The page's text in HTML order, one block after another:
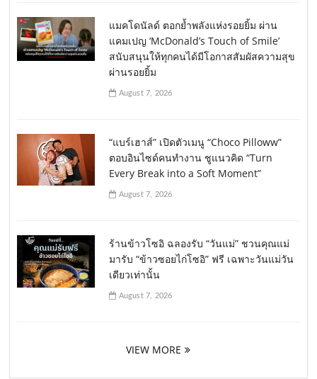
แมคโดนัลด์ ตอกย้ำพลังแห่งรอยยิ้ม ผ่าน
แคมเปญ ‘McDonald’s Touch of Smile’
สนับสนุนให้ทุกคนได้มีโอกาสสัมผัสความสุข
ผ่านรอยยิ้ม
August 7, 2026
“แบร์เฮาส์” เปิดตัวเมนู “Choco Pilloww”
ตอบอินไซด์คนทำงาน ชูแนวคิด “Turn
Every Break into a Soft Moment”
August 7, 2026
ร้านข้าวโซอิ ฉลองรับ “วันแม่” ชวนคุณแม่
มารับ “ข้าวซอยไก่โซอิ” ฟรี เฉพาะวันแม่วัน
เดียวเท่านั้น
August 7, 2026
VIEW MORE